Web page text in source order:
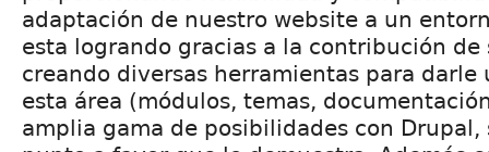
adaptación de nuestro website a un
esta logrando gracias a la contribución de
creando diversas herramientas para darle
esta área (módulos, temas,
amplia gama de posibilidades con Drupal,